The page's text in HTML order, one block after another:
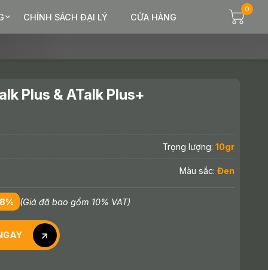
0
CHÍNH SÁCH ĐẠI LÝ CỬA HÀNG
Plus & ATalk Plus+
Trọng lượng:10gr
Màu sắc:Đen
(Giá đã bao gồm 10% VAT)